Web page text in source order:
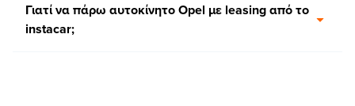
Γιατί να πάρω αυτοκίνητο Opel με leasing από τo
instacar;